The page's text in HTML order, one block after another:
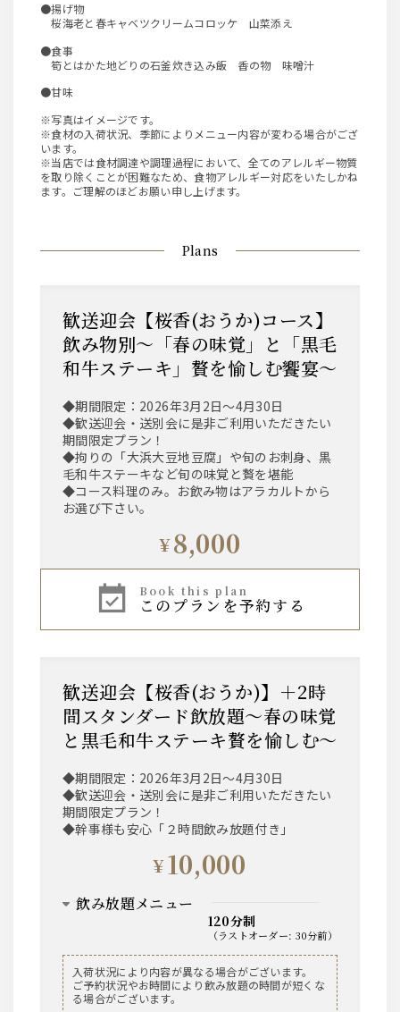
●揚げ物
桜海老と春キャベツクリームコロッケ 山菜添え
●食事
筍とはかた地どりの石釜炊き込み飯 香の物 味噌汁
●甘味
※写真はイメージです。
※食材の入荷状況、季節によりメニュー内容が変わる場合がござ
います。
※当店では食材調達や調理過程において、全てのアレルギー物質
を取り除くことが困難なため、食物アレルギー対応をいたしかね
ます。ご理解のほどお願い申し上げます。
Plans
歓送迎会【桜香(おうか)コース】
飲み物別～「春の味覚」と「黒毛
和牛ステーキ」贅を愉しむ饗宴～
◆期間限定：2026年3月2日～4月30日
◆歓送迎会・送別会に是非ご利用いただきたい
期間限定プラン！
◆拘りの「大浜大豆地豆腐」や旬のお刺身、黒
毛和牛ステーキなど旬の味覚と贅を堪能
◆コース料理のみ。お飲み物はアラカルトから
お選び下さい。
¥8,000
book this plan
このプランを予約する
歓送迎会【桜香(おうか)】＋2時
間スタンダード飲放題～春の味覚
と黒毛和牛ステーキ贅を愉しむ～
◆期間限定：2026年3月2日～4月30日
◆歓送迎会・送別会に是非ご利用いただきたい
期間限定プラン！
◆幹事様も安心「２時間飲み放題付き」
¥10,000
飲み放題メニュー
120分制
（ ラストオーダー: 30分前）
ビール
ザ・プレミアム・モルツ 中瓶
入荷状況により内容が異なる場合がございます。
ご予約状況やお時間により飲み放題の時間が短くな
る場合がございます。